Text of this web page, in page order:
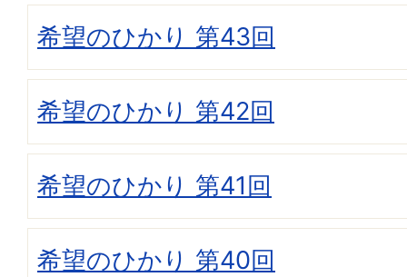
希望のひかり 第43回
希望のひかり 第42回
希望のひかり 第41回
希望のひかり 第40回